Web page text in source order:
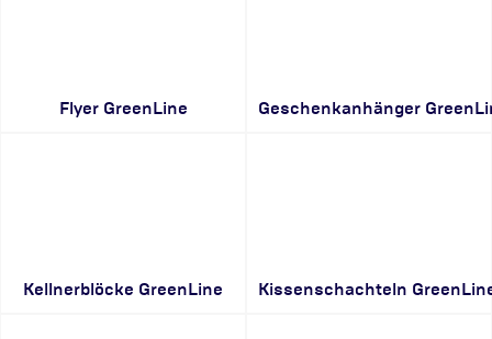
Flyer GreenLine Geschenkanhänger
Kellnerblöcke GreenLine Kissenschachteln